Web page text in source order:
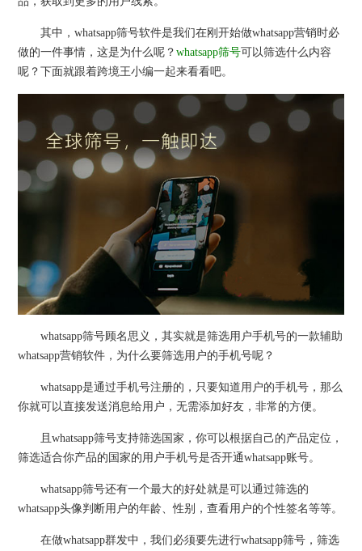
其中，whatsapp筛号软件是我们在刚开始做whatsapp营销时必
做的一件事情，这是为什么呢？whatsapp筛号可以筛选什么内容
呢？下面就跟着跨境王小编一起来看看吧。
whatsapp筛号顾名思义，其实就是筛选用户手机号的一款辅助
whatsapp营销软件，为什么要筛选用户的手机号呢？
whatsapp是通过手机号注册的，只要知道用户的手机号，那么
你就可以直接发送消息给用户，无需添加好友，非常的方便。
且whatsapp筛号支持筛选国家，你可以根据自己的产品定位，
筛选适合你产品的国家的用户手机号是否开通whatsapp账号。
whatsapp筛号还有一个最大的好处就是可以通过筛选的
whatsapp头像判断用户的年龄、性别，查看用户的个性签名等等。
在做whatsapp群发中，我们必须要先进行whatsapp筛号，筛选